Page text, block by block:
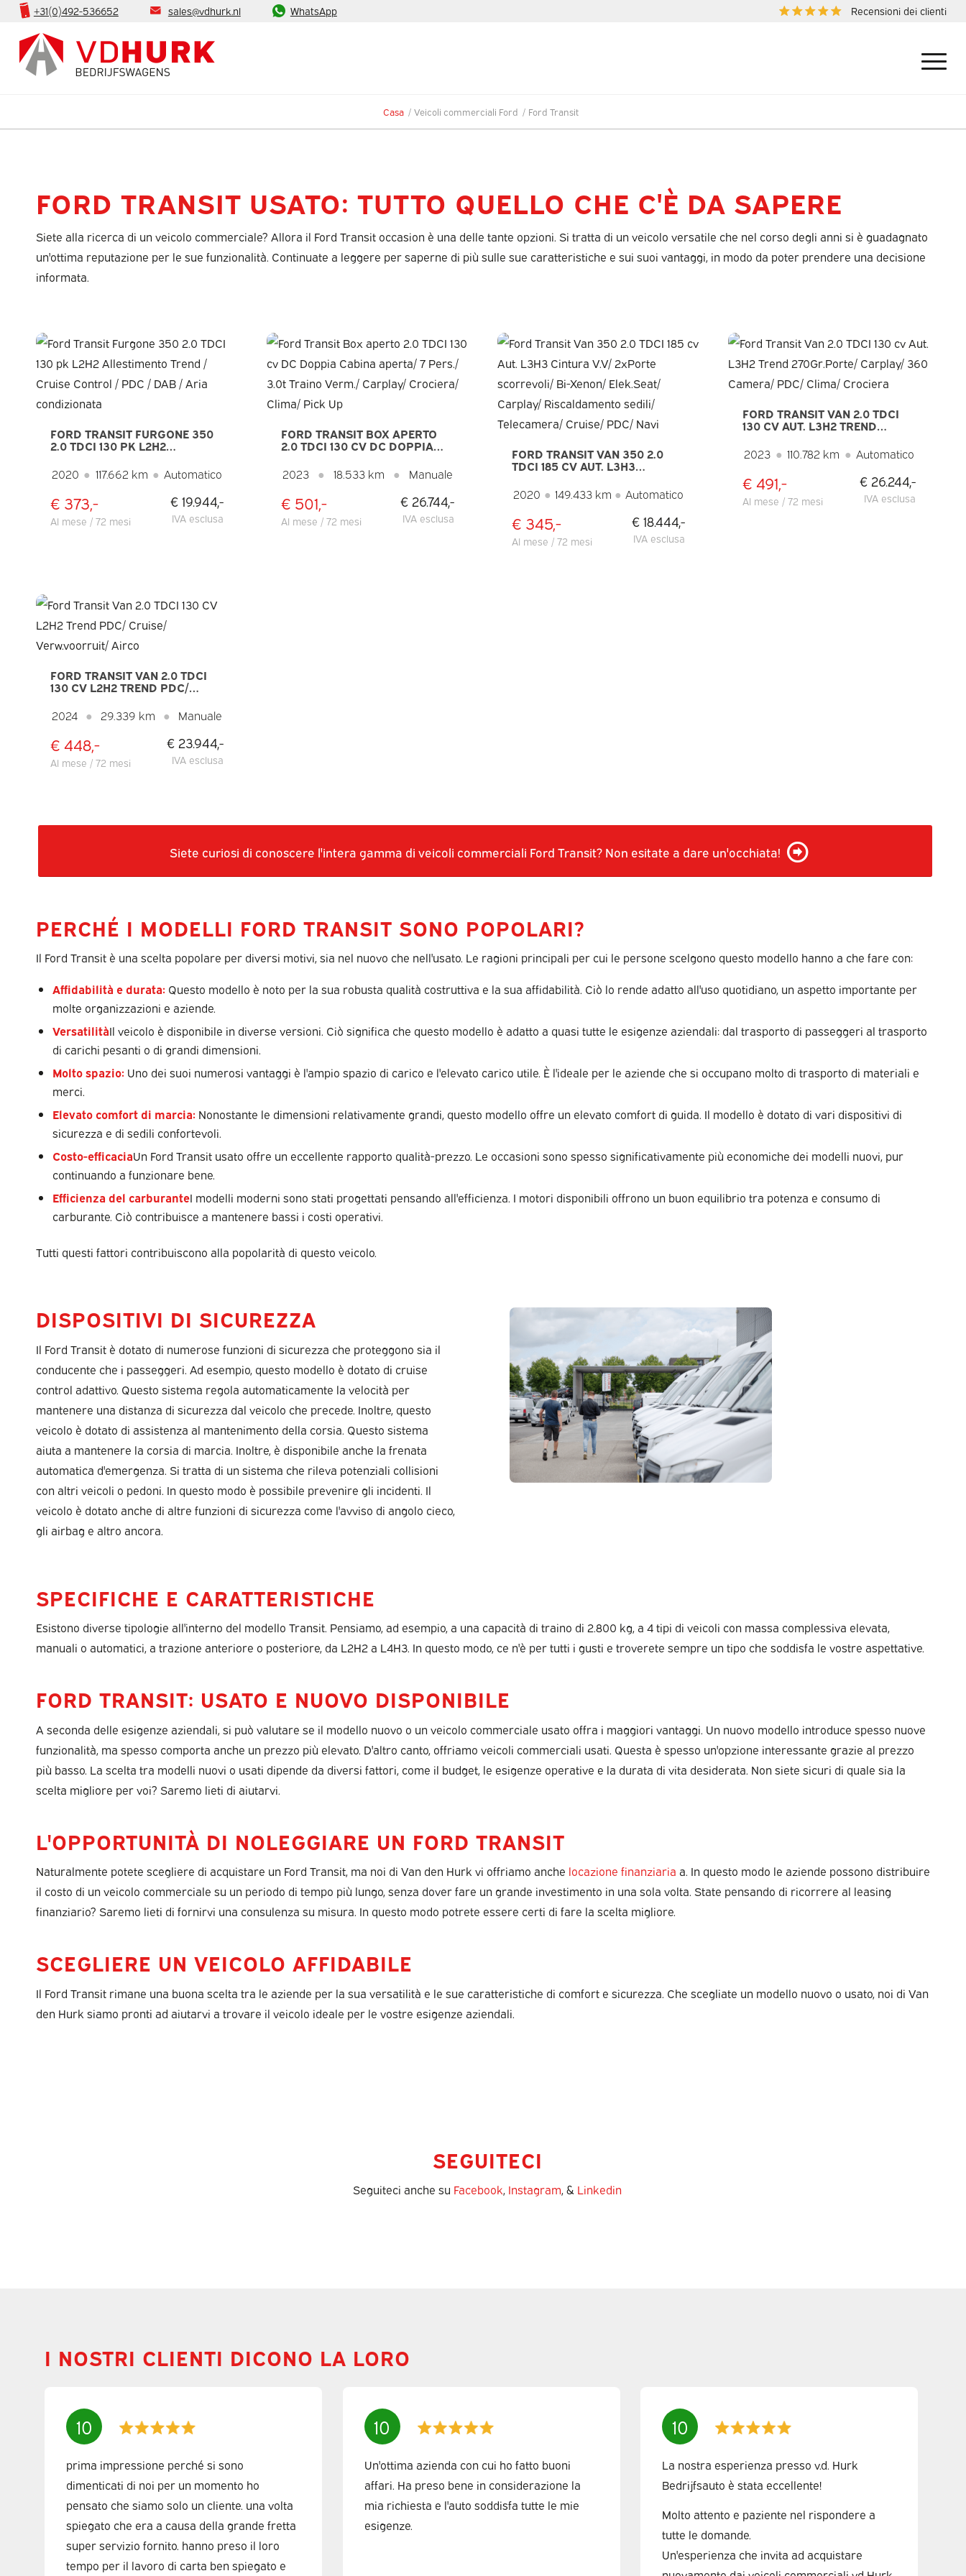
Recensioni dei clienti
+31(0)492-536652 sales@vdhurk.nl WhatsApp
Casa / Veicoli commerciali Ford / Ford Transit
FORD TRANSIT USATO: TUTTO QUELLO CHE C'È DA SAPERE
Siete alla ricerca di un veicolo commerciale? Allora il Ford Transit occasion è una delle tante opzioni. Si tratta di un veicolo versatile che nel corso degli anni si è guadagnato
un'ottima reputazione per le sue funzionalità. Continuate a leggere per saperne di più sulle sue caratteristiche e sui suoi vantaggi, in modo da poter prendere una decisione
informata.
FORD TRANSIT FURGONE 350
2.0 TDCI 130 PK L2H2
CRUISE CONTROL / PDC / DAB /
ARIA CONDIZIONATA
2020 ● 117.662 km ● Automatico
€ 373,-
Al mese / 72 mesi
€ 19.944,-
IVA esclusa
FORD TRANSIT BOX APERTO
2.0 TDCI 130 CV DC DOPPIA
TRAINO VERM./ CARPLAY/
CROCIERA/ CLIMA/ PICK UP
2023 ● 18.533 km ● Manuale
€ 501,-
Al mese / 72 mesi
€ 26.744,-
IVA esclusa
FORD TRANSIT VAN 350 2.0
TDCI 185 CV AUT. L3H3
SCORREVOLI/ BI-XENON/
ELEK.SEAT/ CARPLAY/
RISCALDAMENTO SEDILI/
TELECAMERA/ CRUISE/ PDC/
NAVI
2020 ● 149.433 km ● Automatico
€ 345,-
Al mese / 72 mesi
€ 18.444,-
IVA esclusa
FORD TRANSIT VAN 2.0 TDCI
130 CV AUT. L3H2 TREND
CAMERA/ PDC/ CLIMA/
CROCIERA
2023 ● 110.782 km ● Automatico
€ 491,-
Al mese / 72 mesi
€ 26.244,-
IVA esclusa
FORD TRANSIT VAN 2.0 TDCI
130 CV L2H2 TREND PDC/
CRUISE/ VERW.VOORRUIT/
AIRCO
2024 ● 29.339 km ● Manuale
€ 448,-
Al mese / 72 mesi
€ 23.944,-
IVA esclusa
Siete curiosi di conoscere l'intera gamma di veicoli commerciali Ford Transit? Non esitate a dare un'occhiata!
PERCHÉ I MODELLI FORD TRANSIT SONO POPOLARI?
Il Ford Transit è una scelta popolare per diversi motivi, sia nel nuovo che nell'usato. Le ragioni principali per cui le persone scelgono questo modello hanno a che fare con:
Affidabilità e durata: Questo modello è noto per la sua robusta qualità costruttiva e la sua affidabilità. Ciò lo rende adatto all'uso quotidiano, un aspetto importante per
molte organizzazioni e aziende.
VersatilitàIl veicolo è disponibile in diverse versioni. Ciò significa che questo modello è adatto a quasi tutte le esigenze aziendali: dal trasporto di passeggeri al trasporto
di carichi pesanti o di grandi dimensioni.
Molto spazio: Uno dei suoi numerosi vantaggi è l'ampio spazio di carico e l'elevato carico utile. È l'ideale per le aziende che si occupano molto di trasporto di materiali e
merci.
Elevato comfort di marcia: Nonostante le dimensioni relativamente grandi, questo modello offre un elevato comfort di guida. Il modello è dotato di vari dispositivi di
sicurezza e di sedili confortevoli.
Costo-efficaciaUn Ford Transit usato offre un eccellente rapporto qualità-prezzo. Le occasioni sono spesso significativamente più economiche dei modelli nuovi, pur
continuando a funzionare bene.
Efficienza del carburanteI modelli moderni sono stati progettati pensando all'efficienza. I motori disponibili offrono un buon equilibrio tra potenza e consumo di
carburante. Ciò contribuisce a mantenere bassi i costi operativi.
Tutti questi fattori contribuiscono alla popolarità di questo veicolo.
DISPOSITIVI DI SICUREZZA
Il Ford Transit è dotato di numerose funzioni di sicurezza che proteggono sia il
conducente che i passeggeri. Ad esempio, questo modello è dotato di cruise
control adattivo. Questo sistema regola automaticamente la velocità per
mantenere una distanza di sicurezza dal veicolo che precede. Inoltre, questo
veicolo è dotato di assistenza al mantenimento della corsia. Questo sistema
aiuta a mantenere la corsia di marcia. Inoltre, è disponibile anche la frenata
automatica d'emergenza. Si tratta di un sistema che rileva potenziali collisioni
con altri veicoli o pedoni. In questo modo è possibile prevenire gli incidenti. Il
veicolo è dotato anche di altre funzioni di sicurezza come l'avviso di angolo cieco,
gli airbag e altro ancora.
SPECIFICHE E CARATTERISTICHE
Esistono diverse tipologie all'interno del modello Transit. Pensiamo, ad esempio, a una capacità di traino di 2.800 kg, a 4 tipi di veicoli con massa complessiva elevata,
manuali o automatici, a trazione anteriore o posteriore, da L2H2 a L4H3. In questo modo, ce n'è per tutti i gusti e troverete sempre un tipo che soddisfa le vostre aspettative.
FORD TRANSIT: USATO E NUOVO DISPONIBILE
A seconda delle esigenze aziendali, si può valutare se il modello nuovo o un veicolo commerciale usato offra i maggiori vantaggi. Un nuovo modello introduce spesso nuove
funzionalità, ma spesso comporta anche un prezzo più elevato. D'altro canto, offriamo veicoli commerciali usati. Questa è spesso un'opzione interessante grazie al prezzo
più basso. La scelta tra modelli nuovi o usati dipende da diversi fattori, come il budget, le esigenze operative e la durata di vita desiderata. Non siete sicuri di quale sia la
scelta migliore per voi? Saremo lieti di aiutarvi.
L'OPPORTUNITÀ DI NOLEGGIARE UN FORD TRANSIT
Naturalmente potete scegliere di acquistare un Ford Transit, ma noi di Van den Hurk vi offriamo anche locazione finanziaria a. In questo modo le aziende possono distribuire
il costo di un veicolo commerciale su un periodo di tempo più lungo, senza dover fare un grande investimento in una sola volta. State pensando di ricorrere al leasing
finanziario? Saremo lieti di fornirvi una consulenza su misura. In questo modo potrete essere certi di fare la scelta migliore.
SCEGLIERE UN VEICOLO AFFIDABILE
Il Ford Transit rimane una buona scelta tra le aziende per la sua versatilità e le sue caratteristiche di comfort e sicurezza. Che scegliate un modello nuovo o usato, noi di Van
den Hurk siamo pronti ad aiutarvi a trovare il veicolo ideale per le vostre esigenze aziendali.
SEGUITECI
Seguiteci anche su Facebook, Instagram, & Linkedin
I NOSTRI CLIENTI DICONO LA LORO
10
prima impressione perché si sono
dimenticati di noi per un momento ho
pensato che siamo solo un cliente. una volta
spiegato che era a causa della grande fretta
super servizio fornito. hanno preso il loro
tempo per il lavoro di carta ben spiegato e
10
Un'ottima azienda con cui ho fatto buoni
affari. Ha preso bene in considerazione la
mia richiesta e l'auto soddisfa tutte le mie
esigenze.
10
La nostra esperienza presso v.d. Hurk
Bedrijfsauto è stata eccellente!
Molto attento e paziente nel rispondere a
tutte le domande.
Un'esperienza che invita ad acquistare